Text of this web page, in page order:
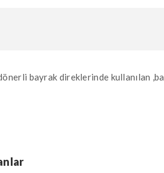
bayrak direklerinde kullanılan